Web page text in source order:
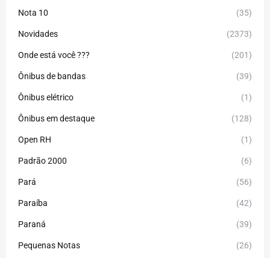
Nota 10 (35)
Novidades (2373)
Onde está você ??? (201)
Ônibus de bandas (39)
Ônibus elétrico (1)
Ônibus em destaque (128)
Open RH (1)
Padrão 2000 (6)
Pará (56)
Paraíba (42)
Paraná (39)
Pequenas Notas (26)